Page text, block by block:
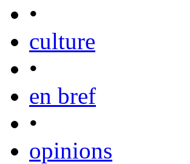
•
culture
•
en bref
•
opinions